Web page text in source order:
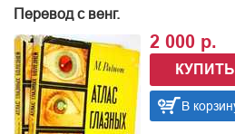
Перевод с венг.
2 000 р.
КУПИТЬ
В